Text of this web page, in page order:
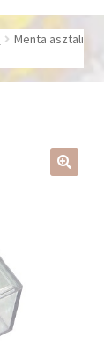
Menta asztali